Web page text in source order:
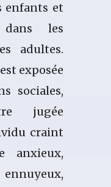
enfants et
les
adultes.
exposée
sociales,
jugée
craint
anxieux,